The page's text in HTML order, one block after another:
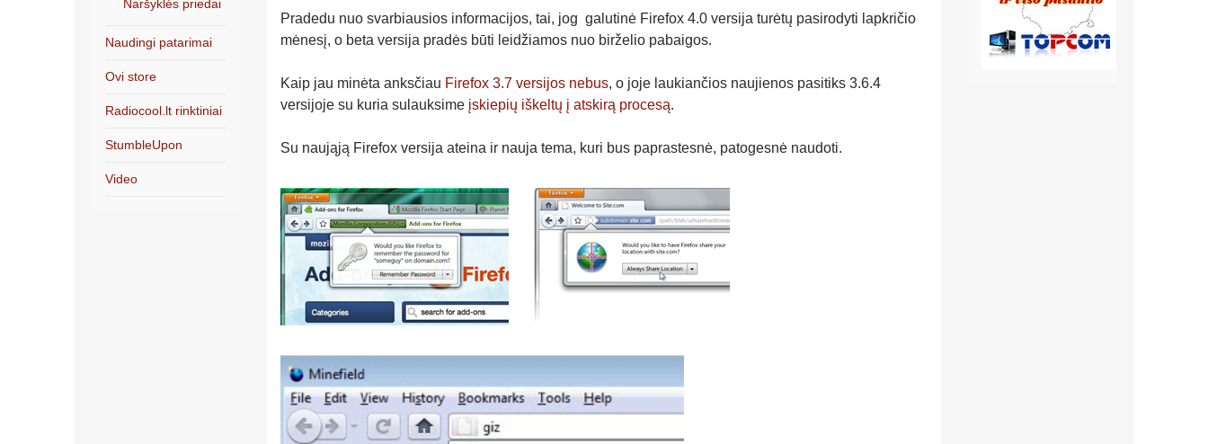
Pradedu nuo svarbiausios informacijos, tai, jog galutinė Firefox 4.0 versija turėtų pasirodyti lapkričio
mėnesį, o beta versija pradės būti leidžiamos nuo birželio pabaigos.
Kaip jau minėta anksčiau Firefox 3.7 versijos nebus, o joje laukiančios naujienos pasitiks 3.6.4
versijoje su kuria sulauksime įskiepių iškeltų į atskirą procesą.
Su naująją Firefox versija ateina ir nauja tema, kuri bus paprastesnė, patogesnė naudoti.
Naršyklės priedai
Naudingi patarimai
Ovi store
Radiocool.lt rinktiniai
StumbleUpon
Video